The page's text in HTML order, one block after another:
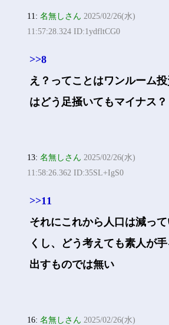
11:名無しさん 2025/02/26(水)
11:57:28.324 ID:1ydfltCG0
>>8
え？ってことはワンルーム
はどう足掻いてもマイナス？
13:名無しさん 2025/02/26(水)
11:58:26.362 ID:35SL+IgS0
>>11
それにこれから人口は減っ
くし、どう考えても素人が手
出すものでは無い
16:名無しさん 2025/02/26(水)